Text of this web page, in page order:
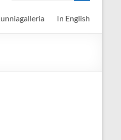
In English